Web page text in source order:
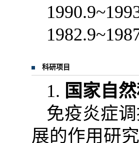
科研项目
1. 国家自
免疫炎症
展的作用研